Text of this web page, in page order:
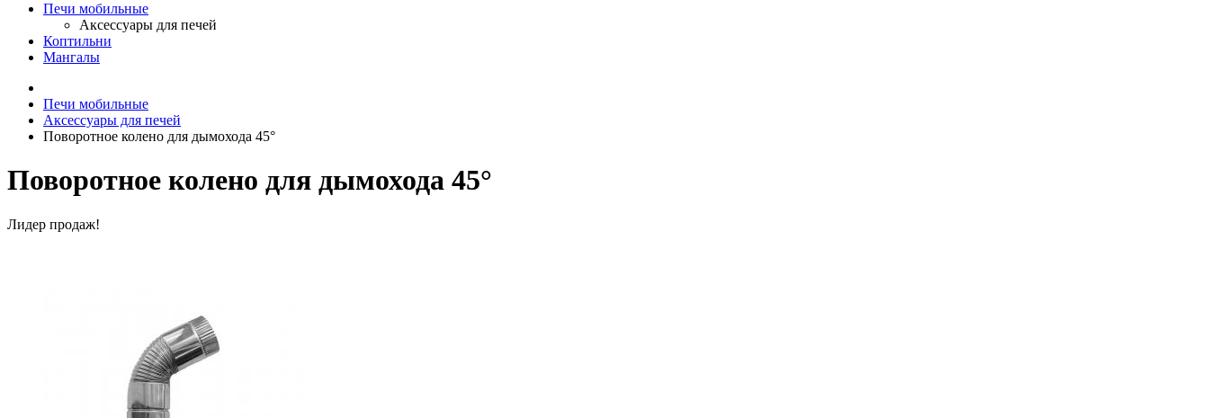
Печи мобильные
Аксессуары для печей
Коптильни
Мангалы
Печи мобильные
Аксессуары для печей
Поворотное колено для дымохода 45°
Поворотное колено для дымохода 45°
Лидер продаж!